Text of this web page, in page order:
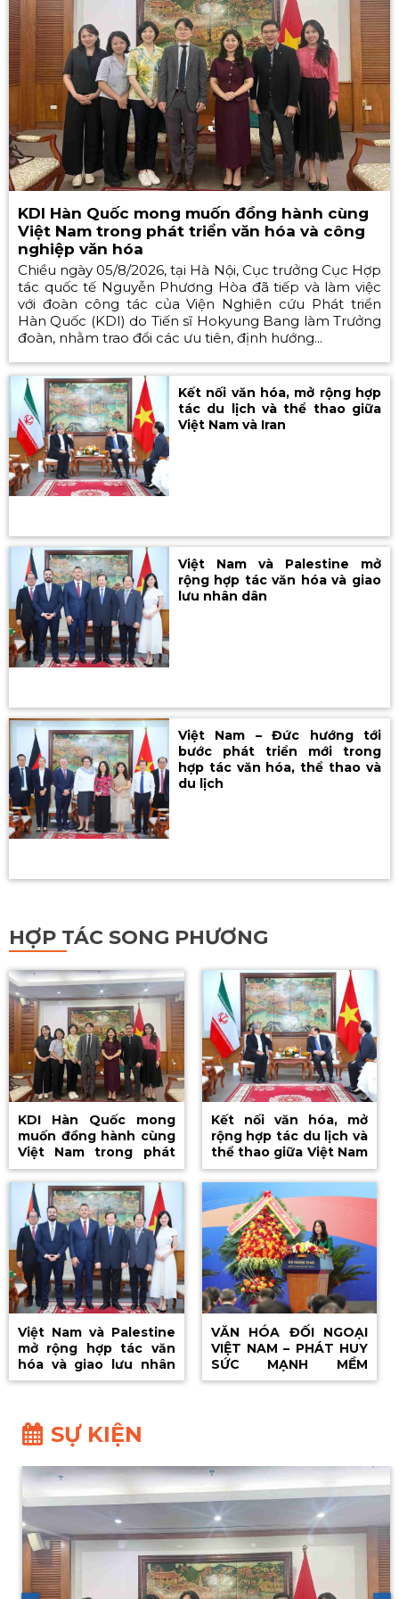
KDI Hàn Quốc mong muốn đồng hành cùng
Việt Nam trong phát triển văn hóa và công
nghiệp văn hóa
Chiều ngày 05/8/2026, tại Hà Nội, Cục trưởng Cục Hợp
tác quốc tế Nguyễn Phương Hòa đã tiếp và làm việc
với đoàn công tác của Viện Nghiên cứu Phát triển
Hàn Quốc (KDI) do Tiến sĩ Hokyung Bang làm Trưởng
đoàn, nhằm trao đổi các ưu tiên, định hướng...
Kết nối văn hóa, mở rộng hợp
tác du lịch và thể thao giữa
Việt Nam và Iran
Việt Nam và Palestine mở
rộng hợp tác văn hóa và giao
lưu nhân dân
Việt Nam – Đức hướng tới
bước phát triển mới trong
hợp tác văn hóa, thể thao và
du lịch
HỢP TÁC SONG PHƯƠNG
KDI Hàn Quốc mong
muốn đồng hành cùng
Việt Nam trong phát
triển văn hóa và công
nghiệp văn hóa
Kết nối văn hóa, mở
rộng hợp tác du lịch và
thể thao giữa Việt Nam
và Iran
Việt Nam và Palestine
mở rộng hợp tác văn
hóa và giao lưu nhân
dân
VĂN HÓA ĐỐI NGOẠI
VIỆT NAM – PHÁT HUY
SỨC MẠNH MỀM
THÀNH ĐỘNG LỰC
SỰ KIỆN